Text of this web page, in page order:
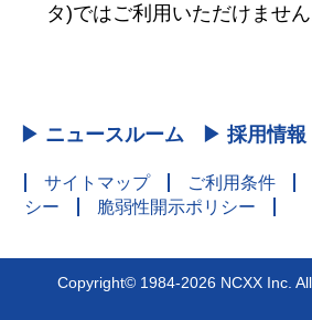
タ)ではご利用いただけません
▶ ニュースルーム ▶ 採用情報
サイトマップ ご利用条件
シー
脆弱性開示ポリシー
Copyright© 1984-2026 NCXX Inc.